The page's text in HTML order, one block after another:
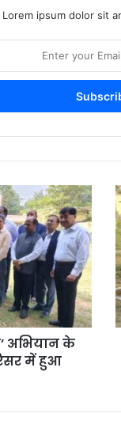
Lorem ipsum dolor sit
अभियान के
में हुआ